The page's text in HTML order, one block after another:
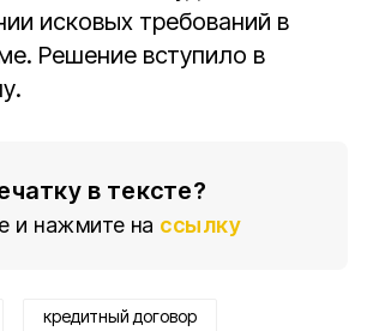
исковых требований в
Решение вступило в
в тексте?
и нажмите на ссылку
кредитный договор